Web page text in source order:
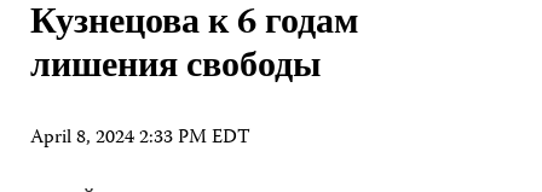
Кузнецова к 6 годам
лишения свободы
April 8, 2024 2:33 PM EDT